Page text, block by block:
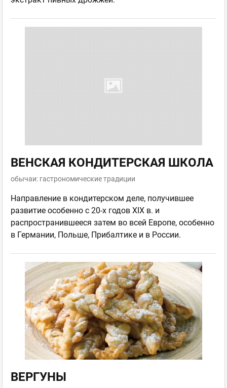
ВЕНСКАЯ КОНДИТЕРСКАЯ ШКОЛА
обычаи: гастрономические традиции
Направление в кондитерском деле, получившее
развитие особенно с 20-х годов XIX в. и
распространившееся затем во всей Европе, особенно
в Германии, Польше, Прибалтике и в России.
ВЕРГУНЫ